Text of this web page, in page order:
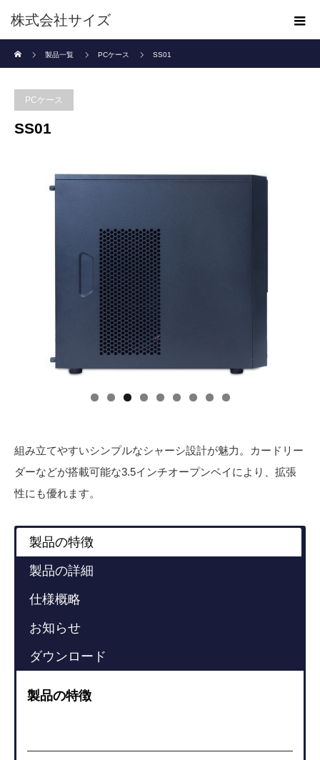
株式会社サイズ
製品一覧
PCケース SS01
PCケース
SS01
組み立てやすいシンプルなシャーシ設計が魅力。カードリー
ダーなどが搭載可能な3.5インチオープンベイにより、拡張
性にも優れます。
製品の特徴
製品の詳細
仕様概略
お知らせ
ダウンロード
製品の特徴